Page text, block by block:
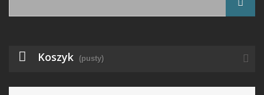
Koszyk (pusty)